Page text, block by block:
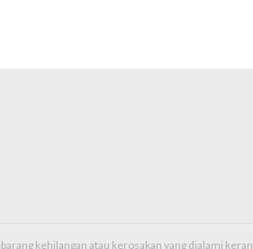
kehilangan atau kerosakan yang dialami